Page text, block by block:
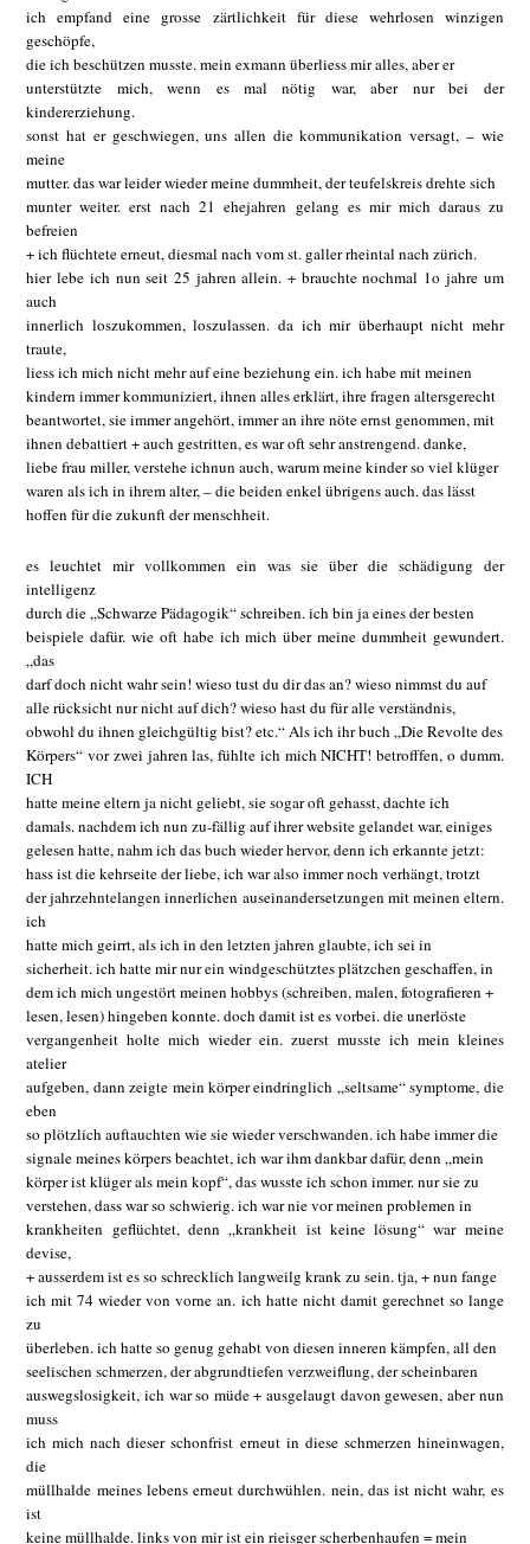
ich empfand eine grosse zärtlichkeit für diese wehrlosen winzigen
geschöpfe,
die ich beschützen musste. mein exmann überliess mir alles, aber er
unterstützte mich, wenn es mal nötig war, aber nur bei der
kindererziehung.
sonst hat er geschwiegen, uns allen die kommunikation versagt, – wie
meine
mutter. das war leider wieder meine dummheit, der teufelskreis drehte sich
munter weiter. erst nach 21 ehejahren gelang es mir mich daraus zu
befreien
+ ich flüchtete erneut, diesmal nach vom st. galler rheintal nach zürich.
hier lebe ich nun seit 25 jahren allein. + brauchte nochmal 1o jahre um
auch
innerlich loszukommen, loszulassen. da ich mir überhaupt nicht mehr
traute,
liess ich mich nicht mehr auf eine beziehung ein. ich habe mit meinen
kindern immer kommuniziert, ihnen alles erklärt, ihre fragen altersgerecht
beantwortet, sie immer angehört, immer an ihre nöte ernst genommen, mit
ihnen debattiert + auch gestritten, es war oft sehr anstrengend. danke,
liebe frau miller, verstehe ichnun auch, warum meine kinder so viel klüger
waren als ich in ihrem alter, – die beiden enkel übrigens auch. das lässt
hoffen für die zukunft der menschheit.
es leuchtet mir vollkommen ein was sie über die schädigung der
intelligenz
durch die „Schwarze Pädagogik“ schreiben. ich bin ja eines der besten
beispiele dafür. wie oft habe ich mich über meine dummheit gewundert.
„das
darf doch nicht wahr sein! wieso tust du dir das an? wieso nimmst du auf
alle rücksicht nur nicht auf dich? wieso hast du für alle verständnis,
obwohl du ihnen gleichgültig bist? etc.“ Als ich ihr buch „Die Revolte des
Körpers“ vor zwei jahren las, fühlte ich mich NICHT! betrofffen, o dumm.
ICH
hatte meine eltern ja nicht geliebt, sie sogar oft gehasst, dachte ich
damals. nachdem ich nun zu-fällig auf ihrer website gelandet war, einiges
gelesen hatte, nahm ich das buch wieder hervor, denn ich erkannte jetzt:
hass ist die kehrseite der liebe, ich war also immer noch verhängt, trotzt
der jahrzehntelangen innerlichen auseinandersetzungen mit meinen eltern.
ich
hatte mich geirrt, als ich in den letzten jahren glaubte, ich sei in
sicherheit. ich hatte mir nur ein windgeschütztes plätzchen geschaffen, in
dem ich mich ungestört meinen hobbys (schreiben, malen, fotografieren +
lesen, lesen) hingeben konnte. doch damit ist es vorbei. die unerlöste
vergangenheit holte mich wieder ein. zuerst musste ich mein kleines
atelier
aufgeben, dann zeigte mein körper eindringlich „seltsame“ symptome, die
eben
so plötzlich auftauchten wie sie wieder verschwanden. ich habe immer die
signale meines körpers beachtet, ich war ihm dankbar dafür, denn „mein
körper ist klüger als mein kopf“, das wusste ich schon immer. nur sie zu
verstehen, dass war so schwierig. ich war nie vor meinen problemen in
krankheiten geflüchtet, denn „krankheit ist keine lösung“ war meine
devise,
+ ausserdem ist es so schrecklich langweilg krank zu sein. tja, + nun fange
ich mit 74 wieder von vorne an. ich hatte nicht damit gerechnet so lange
zu
überleben. ich hatte so genug gehabt von diesen inneren kämpfen, all den
seelischen schmerzen, der abgrundtiefen verzweiflung, der scheinbaren
auswegslosigkeit, ich war so müde + ausgelaugt davon gewesen, aber nun
muss
ich mich nach dieser schonfrist erneut in diese schmerzen hineinwagen,
die
müllhalde meines lebens erneut durchwühlen. nein, das ist nicht wahr, es
ist
keine müllhalde. links von mir ist ein rieisger scherbenhaufen = mein